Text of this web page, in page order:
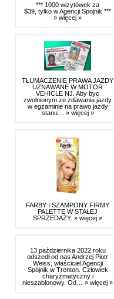
*** 1000 wizytówek za
$39, tylko w Agencji Spojnik ***
» więcej »
TŁUMACZENIE PRAWA JAZDY
UZNAWANE W MOTOR
VEHICLE NJ. Aby byc
zwolnionym ze zdawania jazdy
w egzaminie na prawo jazdy
stanu… » więcej »
FARBY I SZAMPONY FIRMY
PALETTE W STAŁEJ
SPRZEDAŻY. » więcej »
13 października 2022 roku
odszedł od nas Andrzej Piotr
Weiss, właściciel Agencji
Spójnik w Trenton. Człowiek
charyzmatyczny i
nieszablonowy. Od… » więcej »